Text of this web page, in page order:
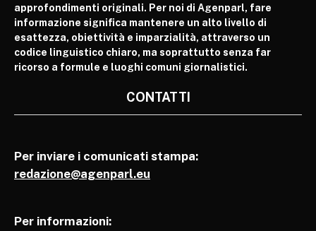
approfondimenti originali. Per noi di Agenparl, fare
informazione significa mantenere un alto livello di
esattezza, obiettività e imparzialità, attraverso un
codice linguistico chiaro, ma soprattutto senza far
ricorso a formule e luoghi comuni giornalistici.
CONTATTI
Per inviare i comunicati stampa:
redazione@agenparl.eu
Per informazioni: